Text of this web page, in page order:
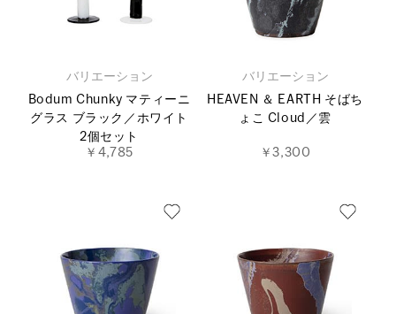
バリエーション
Bodum Chunky マティーニ
グラス ブラック／ホワイト
2個セット
￥4,785
バリエーション
HEAVEN ＆ EARTH そばち
ょこ Cloud／雲
￥3,300